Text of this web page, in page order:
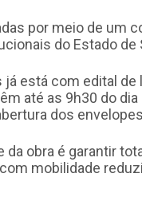
por meio de um
do Estado de
já está com edital
até as 9h30 do
dos
obra é garantir
mobilidade